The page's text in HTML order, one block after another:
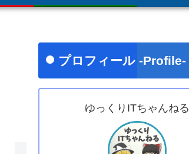
プロフィール -Profile-
ゆっくりITちゃんねる